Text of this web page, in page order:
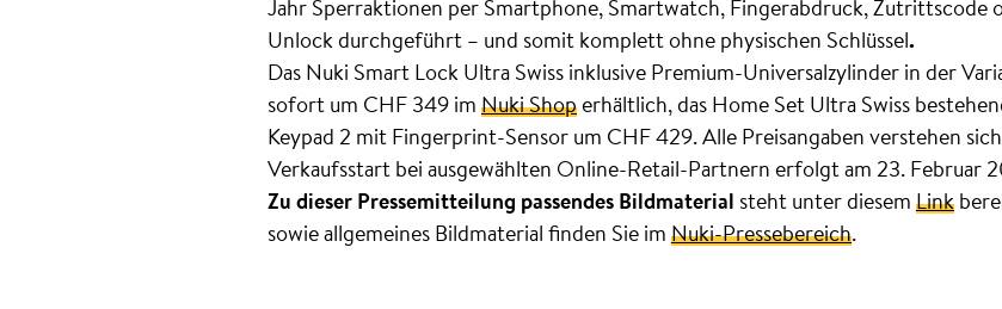
Jahr Sperraktionen per Smartphone, Smartwatch, Fingerabdruck, Zutrittscode
Unlock durchgeführt – und somit komplett ohne physischen Schlüssel.
Das Nuki Smart Lock Ultra Swiss inklusive Premium-Universalzylinder in der
sofort um CHF 349 imNuki Shoperhältlich, das Home Set Ultra Swiss
Keypad 2 mit Fingerprint-Sensor um CHF 429. Alle Preisangaben verstehen
Verkaufsstart bei ausgewählten Online-Retail-Partnern erfolgt am 23. Februar
Zu dieser Pressemitteilung passendes Bildmaterial steht unter diesemLink
sowie allgemeines Bildmaterial finden Sie imNuki-Pressebereich.